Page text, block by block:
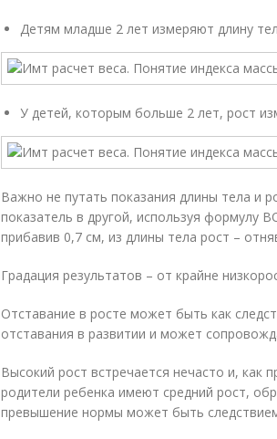
Детям младше 2 лет измеряют длину
У детей, которым больше 2 лет, рост
Важно не путать показания длины тела и
показатель в другой, используя формулу
прибавив 0,7 см, из длины тела рост –
Градация результатов – от крайне
Отставание в росте может быть как
отставания в развитии и может
Высокий рост встречается нечасто и, как
родители ребенка имеют средний рост,
превышение нормы может быть